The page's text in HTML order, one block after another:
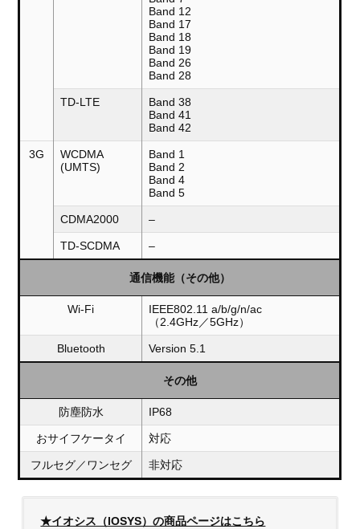
Band 12
Band 17
Band 18
Band 19
Band 26
Band 28
TD-LTE
Band 38
Band 41
Band 42
3G
WCDMA
(UMTS)
Band 1
Band 2
Band 4
Band 5
CDMA2000 –
TD-SCDMA –
通信機能（その他）
Wi-Fi
IEEE802.11 a/b/g/n/ac
（2.4GHz／5GHz）
Bluetooth Version 5.1
その他
防塵防水 IP68
おサイフケータイ 対応
フルセグ／ワンセグ 非対応
★イオシス（IOSYS）の商品ページはこちら